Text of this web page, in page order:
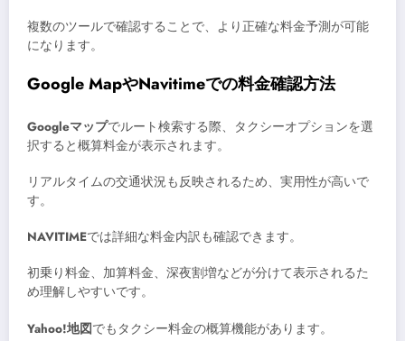
複数のツールで確認することで、より正確な料金予測が可能
になります。
Google MapやNavitimeでの料金確認方法
Googleマップでルート検索する際、タクシーオプションを選
択すると概算料金が表示されます。
リアルタイムの交通状況も反映されるため、実用性が高いで
す。
NAVITIMEでは詳細な料金内訳も確認できます。
初乗り料金、加算料金、深夜割増などが分けて表示されるた
め理解しやすいです。
Yahoo!地図でもタクシー料金の概算機能があります。